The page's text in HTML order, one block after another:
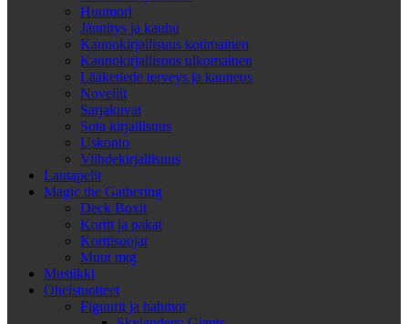
Huumori
Jännitys ja kauhu
Kaunokirjallisuus kotimainen
Kaunokirjallisuus ulkomainen
Lääketiede terveys ja kauneus
Novellit
Sarjakuvat
Sota kirjallisuus
Uskonto
Viihdekirjallisuus
Lautapelit
Magic the Gathering
Deck Boxit
Kortit ja pakat
Korttisuojat
Muut mtg
Musiikki
Oheistuotteet
Figuurit ja hahmot